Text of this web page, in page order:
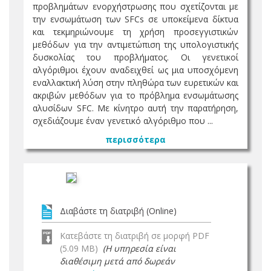
προβλημάτων ενορχήστρωσης που σχετίζονται με
την ενσωμάτωση των SFCs σε υποκείμενα δίκτυα
και τεκμηριώνουμε τη χρήση προσεγγιστικών
μεθόδων για την αντιμετώπιση της υπολογιστικής
δυσκολίας του προβλήματος. Οι γενετικοί
αλγόριθμοι έχουν αναδειχθεί ως μια υποσχόμενη
εναλλακτική λύση στην πληθώρα των ευρετικών και
ακριβών μεθόδων για το πρόβλημα ενσωμάτωσης
αλυσίδων SFC. Με κίνητρο αυτή την παρατήρηση,
σχεδιάζουμε έναν γενετικό αλγόριθμο που ...
περισσότερα
Διαβάστε τη διατριβή (Online)
Κατεβάστε τη διατριβή σε μορφή PDF
(5.09 MB) (Η υπηρεσία είναι
διαθέσιμη μετά από δωρεάν